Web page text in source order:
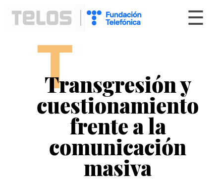
☰
T
Transgresión y
cuestionamiento
frente a la
comunicación
masiva